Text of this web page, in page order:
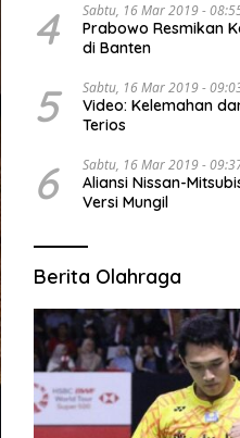
4 Sabtu, 16 Mar 2019 -
Prabowo Resmikan
di Banten
5 Sabtu, 16 Mar 2019 -
Video: Kelemahan
Terios
6 Sabtu, 16 Mar 2019 -
Aliansi Nissan-
Versi Mungil
Berita Olahraga